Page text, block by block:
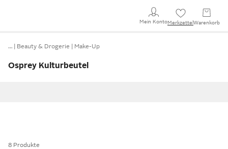
Mein KontoMerkzettel Warenkorb
… Beauty & Drogerie Make-Up
Osprey Kulturbeutel
8 Produkte